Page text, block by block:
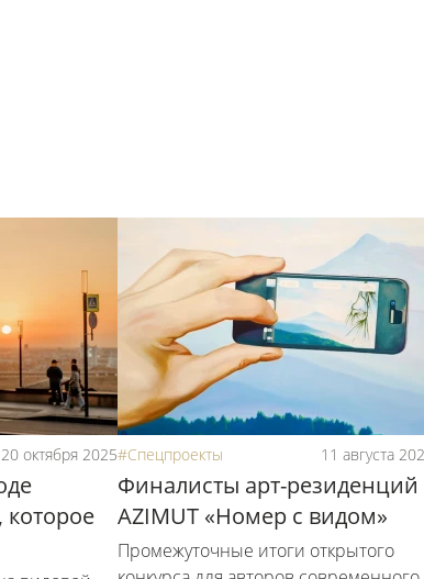
20 октября 2025
которое
#Спецпроекты 11 августа
Финалисты арт-резиденций
AZIMUT «Номер с видом»
Промежуточные итоги открытого